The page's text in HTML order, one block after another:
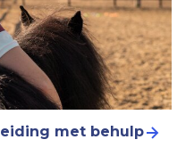
met behulp